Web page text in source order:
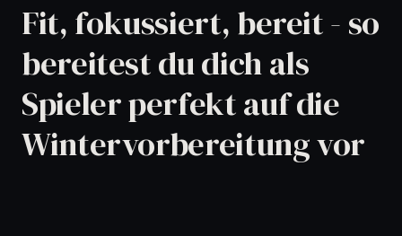
Fit, fokussiert, bereit - so
bereitest du dich als
Spieler perfekt auf die
Wintervorbereitung vor